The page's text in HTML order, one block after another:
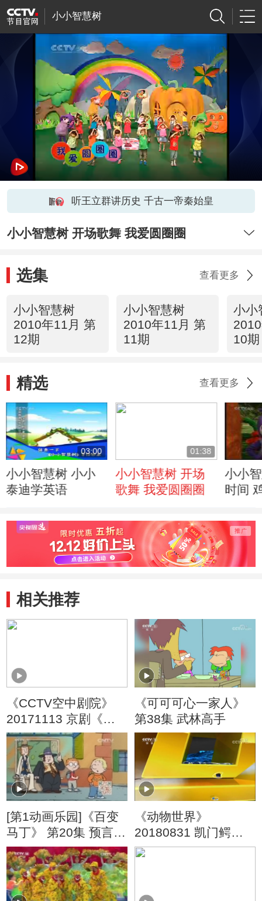
小小智慧树
听王立群讲历史 千古一帝秦始皇
小小智慧树 开场歌舞 我爱圆圈圈
选集 查看更多
小小智慧树
2010年11月 第
12期
小小智慧树
2010年11月 第
11期
小小
10期
精选 查看更多
03:00
小小智慧树 小小
泰迪学英语
01:38
小小智慧树 开场
歌舞 我爱圆圈圈
小小
时间
相关推荐
《CCTV空中剧院》
20171113 京剧《桃
花村》 2/2
《可可可心一家人》
第38集 武林高手
[第1动画乐园]《百变
马丁》 第20集 预言家
马丁
《动物世界》
20180831 凯门鳄的
奇妙旅程